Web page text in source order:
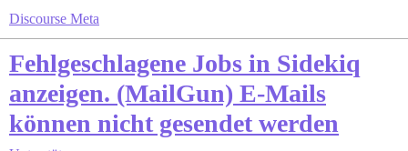
Discourse Meta
Fehlgeschlagene Jobs in Sidekiq
anzeigen. (MailGun) E-Mails
können nicht gesendet werden